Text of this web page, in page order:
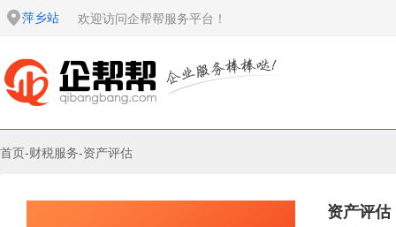
萍乡站 欢迎访问企帮帮服务平台！
首页-财税服务-资产评估
资产评估